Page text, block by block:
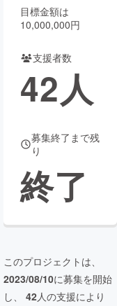
コミュニティ
目標金額は
10,000,000円
支援者数
42人
募集終了まで残
り
終了
このプロジェクトは、
2023/08/10に募集を開始
し、 42人の支援により